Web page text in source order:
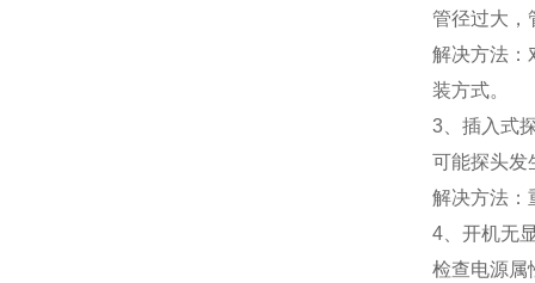
管径过大，
解决方法：
装方式。
3、插入式
可能探头发
解决方法：
4、开机无
检查电源属